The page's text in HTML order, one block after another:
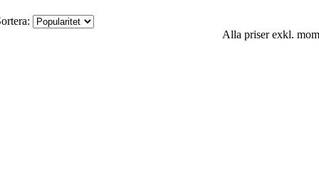
Alla priser exkl.